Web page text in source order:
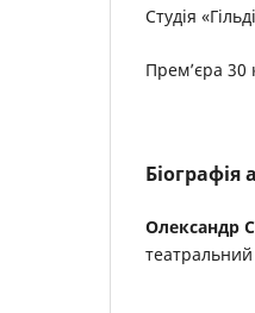
Студія
Прем’єра 30
Біографія
Олександр
театральний